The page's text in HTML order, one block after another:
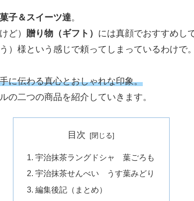
子＆スイーツ達。
ど） 贈り物（ギフト） には真顔でおすすめし
）様という感じで頼ってしまっているわけで。
に伝わる真心とおしゃれな印象。
の二つの商品を紹介していきます。
目次
宇治抹茶ラングドシャ 葉ごろも
宇治抹茶せんべい うす葉みどり
編集後記（まとめ）